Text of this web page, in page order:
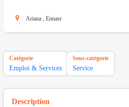
Ariana , Ennasr
Catégorie
Emploi & Services
Sous-catégorie
Service
Description